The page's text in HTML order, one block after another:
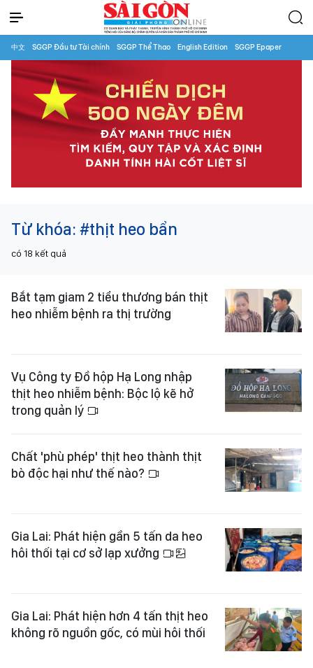
中文 SGGP Đầu tư Tài chính SGGP Thể Thao English Edition SGGP Epaper
Từ khóa: #thịt heo bẩn
có 18 kết quả
Bắt tạm giam 2 tiểu thương bán thịt
heo nhiễm bệnh ra thị trường
Vụ Công ty Đồ hộp Hạ Long nhập
thịt heo nhiễm bệnh: Bộc lộ kẽ hở
trong quản lý
Chất 'phù phép' thịt heo thành thịt
bò độc hại như thế nào?
Gia Lai: Phát hiện gần 5 tấn da heo
hôi thối tại cơ sở lạp xưởng
Gia Lai: Phát hiện hơn 4 tấn thịt heo
không rõ nguồn gốc, có mùi hôi thối